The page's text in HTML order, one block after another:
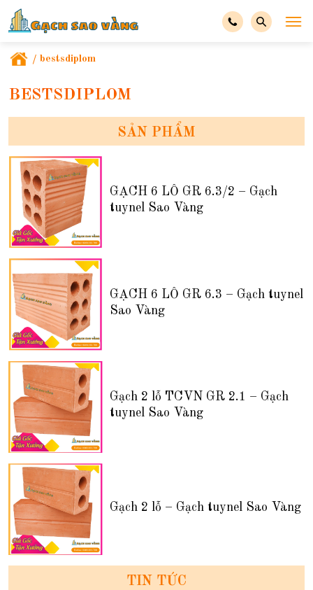
/ bestsdiplom
BESTSDIPLOM
SẢN PHẨM
GẠCH 6 LỖ GR 6.3/2 – Gạch
tuynel Sao Vàng
GẠCH 6 LỖ GR 6.3 – Gạch tuynel
Sao Vàng
Gạch 2 lỗ TCVN GR 2.1 – Gạch
tuynel Sao Vàng
Gạch 2 lỗ – Gạch tuynel Sao Vàng
TIN TỨC